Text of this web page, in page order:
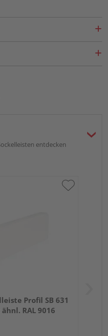
entdecken
Profil SB 631
RAL 9016